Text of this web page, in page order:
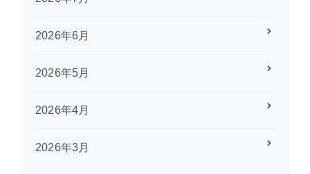
2026年6月
2026年5月
2026年4月
2026年3月